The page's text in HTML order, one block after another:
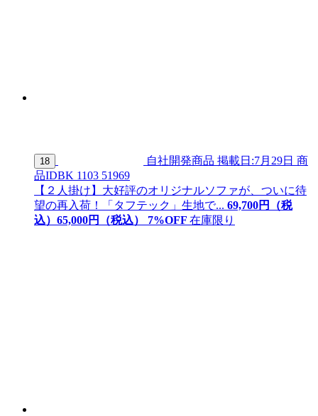
18 自社開発商品 掲載日:7月29日 商
品IDBK 1103 51969
【２人掛け】大好評のオリジナルソファが、ついに待
望の再入荷！「タフテック」生地で... 69,700円（税
込） 65,000円（税込） 7%OFF 在庫限り